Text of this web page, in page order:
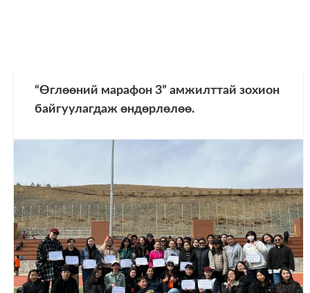
“Өглөөний марафон 3” амжилттай зохион
байгуулагдаж өндөрлөлөө.